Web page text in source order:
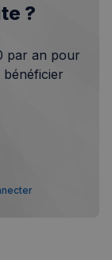
?
par an pour